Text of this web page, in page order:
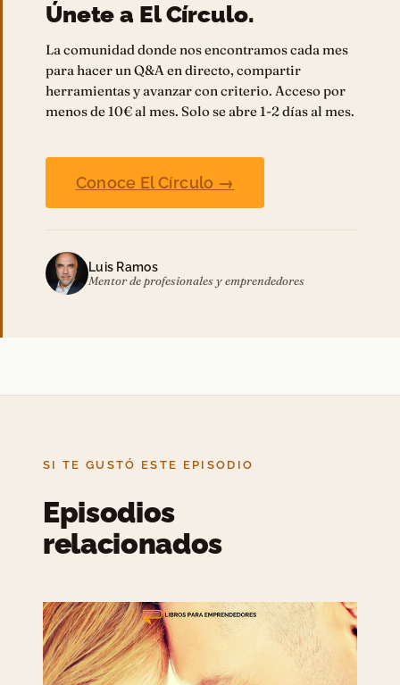
Únete a El Círculo.
La comunidad donde nos encontramos cada mes
para hacer un Q&A en directo, compartir
herramientas y avanzar con criterio. Acceso por
menos de 10€ al mes. Solo se abre 1-2 días al mes.
Conoce El Círculo →
Luis Ramos
Mentor de profesionales y emprendedores
SI TE GUSTÓ ESTE EPISODIO
Episodios
relacionados